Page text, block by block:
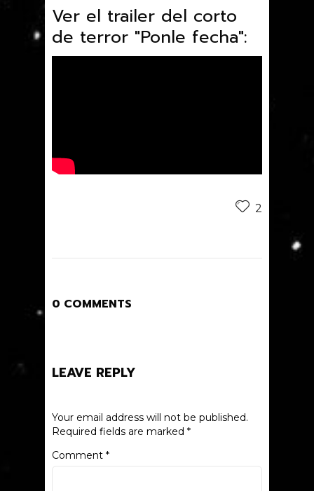
Ver el trailer del corto
de terror "Ponle fecha":
2
0 COMMENTS
LEAVE REPLY
Your email address will not be published.
Required fields are marked *
Comment *